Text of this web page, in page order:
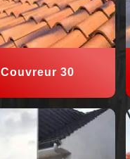
Couvreur 30